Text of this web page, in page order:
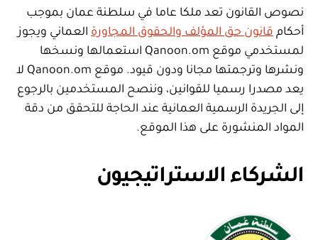
نصوص القانون تعد ملكا عاما في سلطنة عمان بموجب
أحكام قانون حق المؤلف والحقوق المجاورة العماني ويجوز
لمستخدمي موقع Qanoon.om استعمالها ونسخها
ونشرها وترجمتها مجانا ودون قيود. موقع Qanoon.om لا
يعد مصدرا رسميا للقوانين، وننصح المستخدمين بالرجوع
إلى الجريدة الرسمية العمانية عند الحاجة للتحقق من دقة
المواد المنشورة على هذا الموقع.
الشركاء الاستراتيجيون